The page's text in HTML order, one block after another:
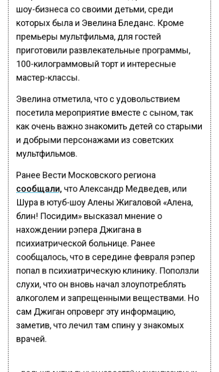
шоу-бизнеса со своими детьми, среди
которых была и Эвелина Бледанс. Кроме
премьеры мультфильма, для гостей
приготовили развлекательные программы,
100-килограммовый торт и интересные
мастер-классы.
Эвелина отметила, что с удовольствием
посетила мероприятие вместе с сыном, так
как очень важно знакомить детей со старыми
и добрыми персонажами из советских
мультфильмов.
Ранее Вести Московского региона
сообщали, что Александр Медведев, или
Шура в ютуб-шоу Алены Жигаловой «Алена,
блин! Посидим» высказал мнение о
нахождении рэпера Джигана в
психиатрической больнице. Ранее
сообщалось, что в середине февраля рэпер
попал в психиатрическую клинику. Поползли
слухи, что он вновь начал злоупотреблять
алкоголем и запрещенными веществами. Но
сам Джиган опроверг эту информацию,
заметив, что лечил там спину у знакомых
врачей.